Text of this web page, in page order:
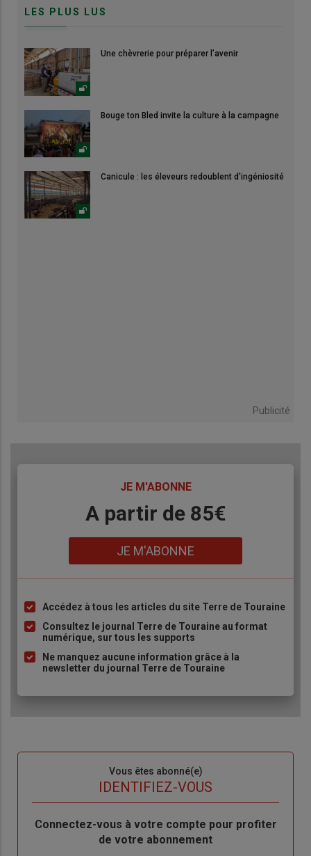
LES PLUS LUS
Une chèvrerie pour préparer l’avenir
Bouge ton Bled invite la culture à la campagne
Canicule : les éleveurs redoublent d'ingéniosité
Publicité
JE M'ABONNE
A partir de 85€
JE M'ABONNE
Liste
à
puce
Accédez à tous les articles du site Terre de Touraine
Consultez le journal Terre de Touraine au format
numérique, sur tous les supports
Ne manquez aucune information grâce à la
newsletter du journal Terre de Touraine
Vous êtes abonné(e)
IDENTIFIEZ-VOUS
Body
Connectez-vous à votre compte pour profiter
de votre abonnement